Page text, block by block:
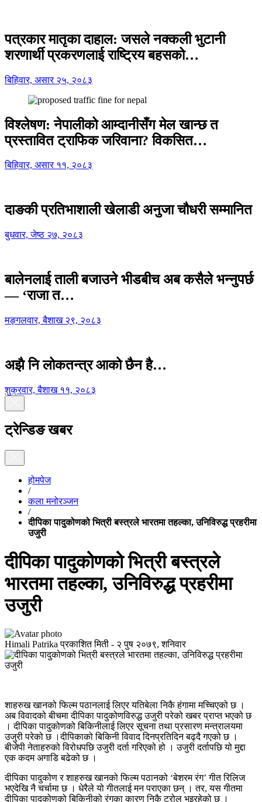
पत्रकार मातृका दाहाल: जसले नक्कली भुटानी
शरणार्थी प्रकरणलाई राष्ट्रिय बहसको…
बिहिवार, असार २५, २०८३
विश्लेषण: नेपालीको आम्दानीसँग मेल खान्छ त
प्रस्तावित ट्राफिक जरिवाना? विकसित…
बिहिवार, असार ११, २०८३
दाङकी प्रतिभाशाली खेलाडी अनुजा चौधरी सम्मानित
बुधवार, जेष्ठ २७, २०८३
बालेनलाई ताली बजाउने भीडबीच अब कसैले भन्नुपर्छ
— ‘राजा त…
मङ्गलवार, बैशाख २९, २०८३
अझै नि लोकतन्त्र आको छैन है…
शुक्रवार, बैशाख ११, २०८३
ट्रेन्डिङ खबर
होमपेज
/
कला मनोरञ्जन
/
दीपिका पादुकोणको भित्री बस्त्रले भारतमा तहल्का, उनिविरुद्ध प्रहरीमा
उजुरी
दीपिका पादुकोणको भित्री बस्त्रले
भारतमा तहल्का, उनिविरुद्ध प्रहरीमा
उजुरी
Himali Patrika प्रकाशित मिती - २ पुष २०७९, शनिवार
शाहरुख खानको फिल्म पठानलाई लिएर यतिबेला निकै हंगामा मच्चिएको छ ।
अब विवादको बीचमा दीपिका पादुकोणविरुद्ध उजुरी परेको खबर प्राप्त भएको छ
। दीपिका पादुकोणको बिकिनीलाई लिएर सूचना तथा प्रसारण मन्त्रालयमा
उजुरी परेको छ ।दीपिकाको बिकिनी विवाद दिनप्रतिदिन बढ्दै गएको छ ।
बीजेपी नेताहरुको विरोधपछि उजुरी दर्ता गरिएको हो । उजुरी दर्तापछि यो मुद्दा
एक कदम अगाडि बढेको छ ।
दीपिका पादुकोण र शाहरुख खानको फिल्म पठानको ‘बेशरम रंग’ गीत रिलिज
भएदेखि नै चर्चामा छ । धेरैले यो गीतलाई मन पराएका छन् । तर, यस गीतमा
दीपिका पादुकोणको बिकिनीको रंगका कारण निकै ट्रोल भइरहेको छ ।